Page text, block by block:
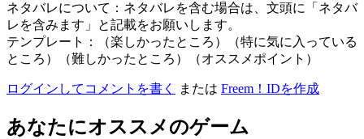
ネタバレについて：ネタバレを含む場合は、文頭に「ネタバ
レを含みます」と記載をお願いします。
テンプレート：（楽しかったところ）（特に気に入っている
ところ）（難しかったところ）（オススメポイント）
ログインしてコメントを書く または Freem！IDを作成
あなたにオススメのゲーム